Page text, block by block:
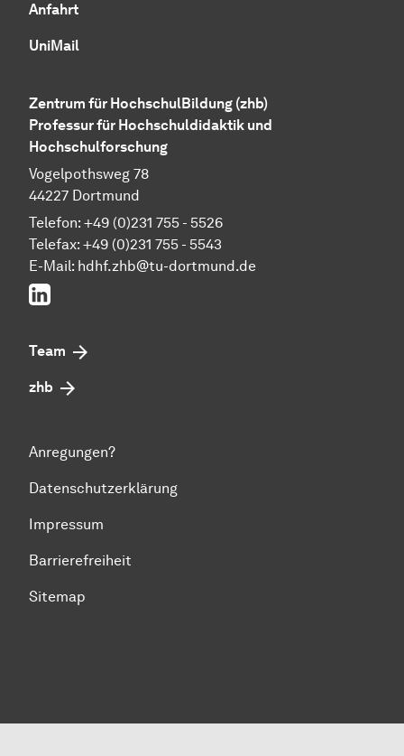
Anfahrt
UniMail
Zentrum für HochschulBildung (zhb)
Professur für Hochschuldidaktik und
Hochschulforschung
Vogelpothsweg 78
44227 Dortmund
Telefon: +49 (0)231 755 - 5526
Telefax: +49 (0)231 755 - 5543
E-Mail: hdhf.zhb@tu-dortmund.de
LinkedIn
Team
zhb
Anregungen?
Datenschutzerklärung
Impressum
Barrierefreiheit
Sitemap